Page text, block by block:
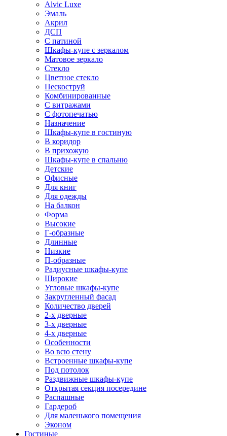
Alvic Luxe
Эмаль
Акрил
ДСП
С патиной
Шкафы-купе с зеркалом
Матовое зеркало
Стекло
Цветное стекло
Пескоструй
Комбинированные
С витражами
С фотопечатью
Назначение
Шкафы-купе в гостиную
В коридор
В прихожую
Шкафы-купе в спальню
Детские
Офисные
Для книг
Для одежды
На балкон
Форма
Высокие
Г-образные
Длинные
Низкие
П-образные
Радиусные шкафы-купе
Широкие
Угловые шкафы-купе
Закругленный фасад
Количество дверей
2-х дверные
3-х дверные
4-х дверные
Особенности
Во всю стену
Встроенные шкафы-купе
Под потолок
Раздвижные шкафы-купе
Открытая секция посередине
Распашные
Гардероб
Для маленького помещения
Эконом
Гостиные